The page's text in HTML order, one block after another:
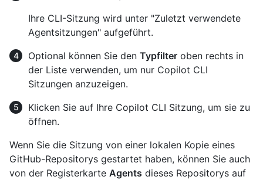
Ihre CLI-Sitzung wird unter "Zuletzt verwendete
Agentsitzungen" aufgeführt.
Optional können Sie den Typfilter oben rechts in
der Liste verwenden, um nur Copilot CLI
Sitzungen anzuzeigen.
Klicken Sie auf Ihre Copilot CLI Sitzung, um sie zu
öffnen.
Wenn Sie die Sitzung von einer lokalen Kopie eines
GitHub-Repositorys gestartet haben, können Sie auch
von der Registerkarte Agents dieses Repositorys auf